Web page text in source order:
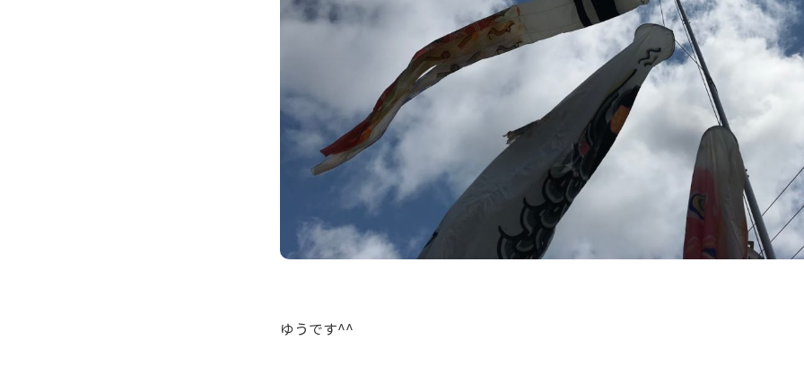
ゆうです^^